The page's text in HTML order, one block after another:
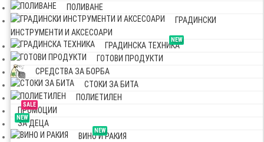
ПОЛИВАНЕ
ГРАДИНСКИ
ИНСТРУМЕНТИ И АКСЕСОАРИ
NEW
ГРАДИНСКА ТЕХНИКА
ГОТОВИ ПРОДУКТИ
СРЕДСТВА ЗА БОРБА
СТОКИ ЗА БИТА
ПОЛИЕТИЛЕН
SALE
ПРОМОЦИИ
NEW
ЗА ДЕЦА
NEW
ВИНО И РАКИЯ